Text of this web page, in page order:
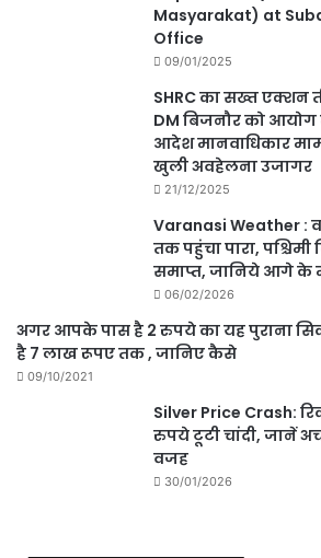
Masyarakat) at
Office
09/01/2025
SHRC का सख्त एक्शन
DM बिजनौर को आयोग
आदेश मानवाधिकार
खुली अवहेलना उजागर
21/12/2025
Varanasi Weather :
तक पहुंचा पारा, पश्चिमी
समाप्त, जानिये आगे के
06/02/2026
अगर आपके पास है 2 रुपये का यह पुराना
है 7 लाख रूपए तक , जानिए कैसे
09/10/2021
Silver Price Crash:
रुपये टूटी चांदी, जानें
वजह
30/01/2026